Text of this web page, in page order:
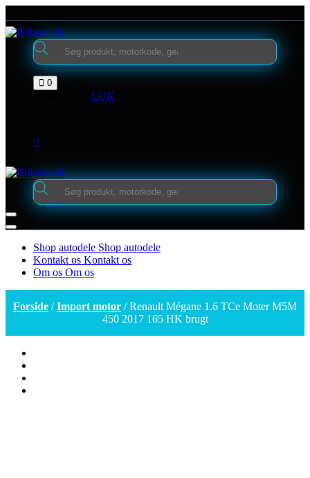
til
indhold
search
0
LUK
search
Shop autodele Shop autodele
Kontakt os Kontakt os
Om os Om os
Forside /Import motor / Renault Mégane 1.6 TCe Moter M5M
450 2017 165 HK brugt